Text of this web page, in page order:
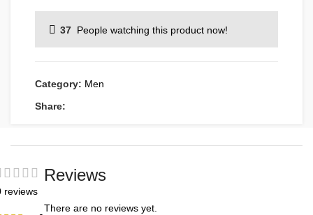
37 People watching this product now!
Category: Men
Share:
reviews
Reviews
There are no reviews yet.